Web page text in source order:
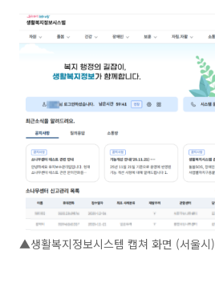
▲생활복지정보시스템 캡쳐 화면 (서울시)